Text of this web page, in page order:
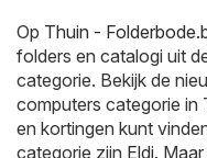
Op Thuin -
folders en catalogi uit
categorie. Bekijk de
computers categorie in
en kortingen kunt
categorie zijn Eldi.